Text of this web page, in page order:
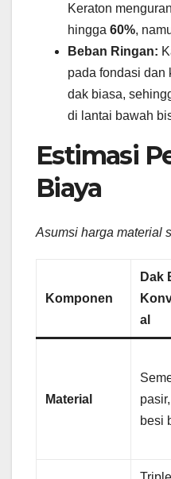
Keraton
hingga 60%,
Beban Ringan:
pada fondasi dan
dak biasa,
di lantai bawah
Estimasi
Biaya
Asumsi harga material
Komponen
Dak
al
Material
besi